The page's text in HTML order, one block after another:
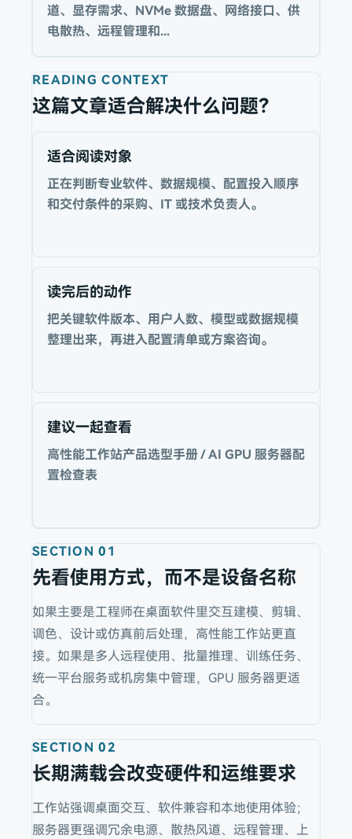
道、显存需求、NVMe 数据盘、网络接口、供
电散热、远程管理和...
READING CONTEXT
这篇文章适合解决什么问题？
适合阅读对象
正在判断专业软件、数据规模、配置投入顺序
和交付条件的采购、IT 或技术负责人。
读完后的动作
把关键软件版本、用户人数、模型或数据规模
整理出来，再进入配置清单或方案咨询。
建议一起查看
高性能工作站产品选型手册 / AI GPU 服务器配
置检查表
SECTION01
先看使用方式，而不是设备名称
如果主要是工程师在桌面软件里交互建模、剪辑、
调色、设计或仿真前后处理，高性能工作站更直
接。如果是多人远程使用、批量推理、训练任务、
统一平台服务或机房集中管理，GPU 服务器更适
合。
SECTION02
长期满载会改变硬件和运维要求
工作站强调桌面交互、软件兼容和本地使用体验；
服务器更强调冗余电源、散热风道、远程管理、上